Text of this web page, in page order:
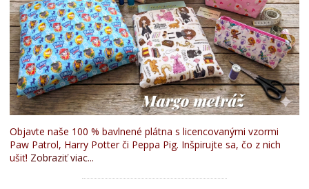
Objavte naše 100 % bavlnené plátna s licencovanými vzormi
Paw Patrol, Harry Potter či Peppa Pig. Inšpirujte sa, čo z nich
ušiť! Zobraziť viac...